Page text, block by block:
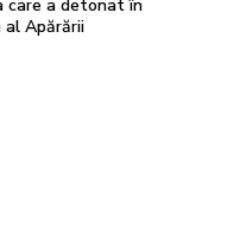
care a detonat în
al Apărării